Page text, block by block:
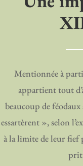
Mentionnée à
appartient tout
beaucoup de
essartèrent », selon
à la limite de leur
prit